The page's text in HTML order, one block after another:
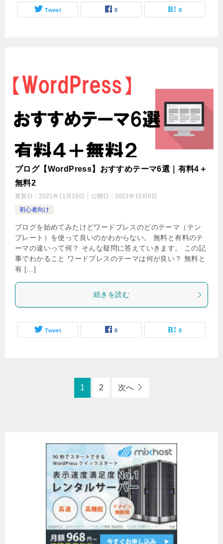
Tweet 0 0
ブログ【WordPress】おすすめテーマ6選｜有料4＋
無料2
更新日： 2021年11月19日 公開日： 2021年10月8日
初心者向け
ブログを始めてみたけどワードプレスのどのテーマ（テン
プレート）を使って良いのかわからない。 無料と有料のテ
ーマの違いって何？ そんな疑問に答えていきます。 この記
事でわかること ワードプレスのテーマは何が良い？ 無料と
有 […]
続きを読む
Tweet 0 0
1 2 次へ